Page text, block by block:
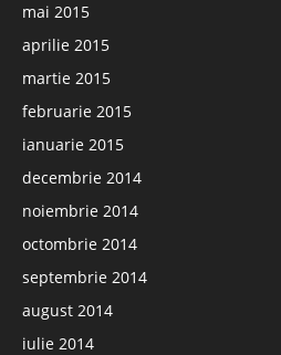
mai 2015
aprilie 2015
martie 2015
februarie 2015
ianuarie 2015
decembrie 2014
noiembrie 2014
octombrie 2014
septembrie 2014
august 2014
iulie 2014